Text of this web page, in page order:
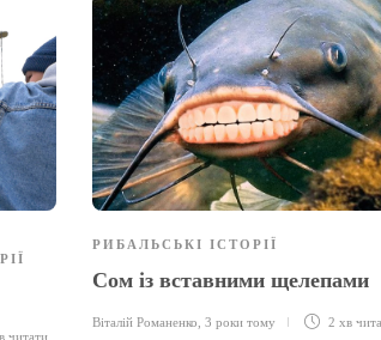
читати
РИБАЛЬСЬКІ ІСТОРІЇ
Сом із вставними щелепами
Віталій Романенко 3 роки тому 2 хв